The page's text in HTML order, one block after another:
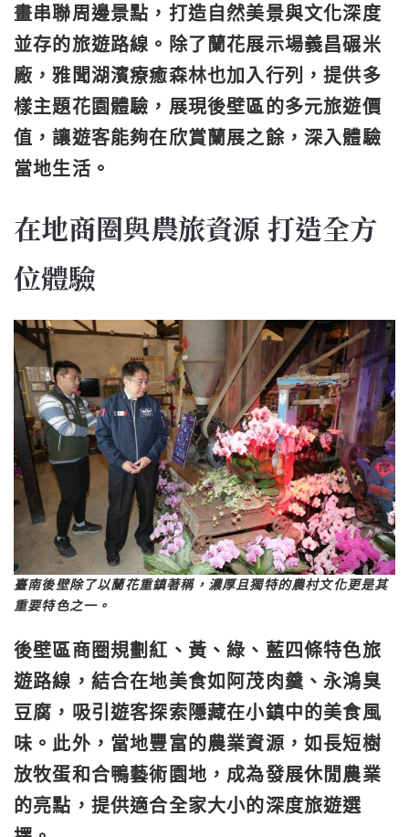
畫串聯周邊景點，打造自然美景與文化深度
並存的旅遊路線。除了蘭花展示場義昌碾米
廠，雅聞湖濱療癒森林也加入行列，提供多
樣主題花園體驗，展現後壁區的多元旅遊價
值，讓遊客能夠在欣賞蘭展之餘，深入體驗
當地生活。
在地商圈與農旅資源 打造全方
位體驗
臺南後壁除了以蘭花重鎮著稱，濃厚且獨特的農村文化更是其
重要特色之一。
後壁區商圈規劃紅、黃、綠、藍四條特色旅
遊路線，結合在地美食如阿茂肉羹、永鴻臭
豆腐，吸引遊客探索隱藏在小鎮中的美食風
味。此外，當地豐富的農業資源，如長短樹
放牧蛋和合鴨藝術園地，成為發展休閒農業
的亮點，提供適合全家大小的深度旅遊選